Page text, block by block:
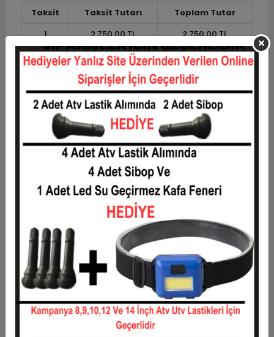
Taksit Taksit Tutarı
Toplam Tutar
1
2.750,00 TL
2.750,00 TL
2
1.375,00 TL
2.750,00 TL
980,83 TL
2.942,50 TL
4
749,38 TL
2.997,50 TL
610,50 TL
3.052,50 TL
517,92 TL
3.107,50 TL
451,79 TL
3.162,50 TL
402,19 TL
363,61 TL
332,75 TL
3.327,50 TL
11
305,00 TL
3.355,00 TL
12
284,17 TL 3.410,00 TL
Taksit Tutarı